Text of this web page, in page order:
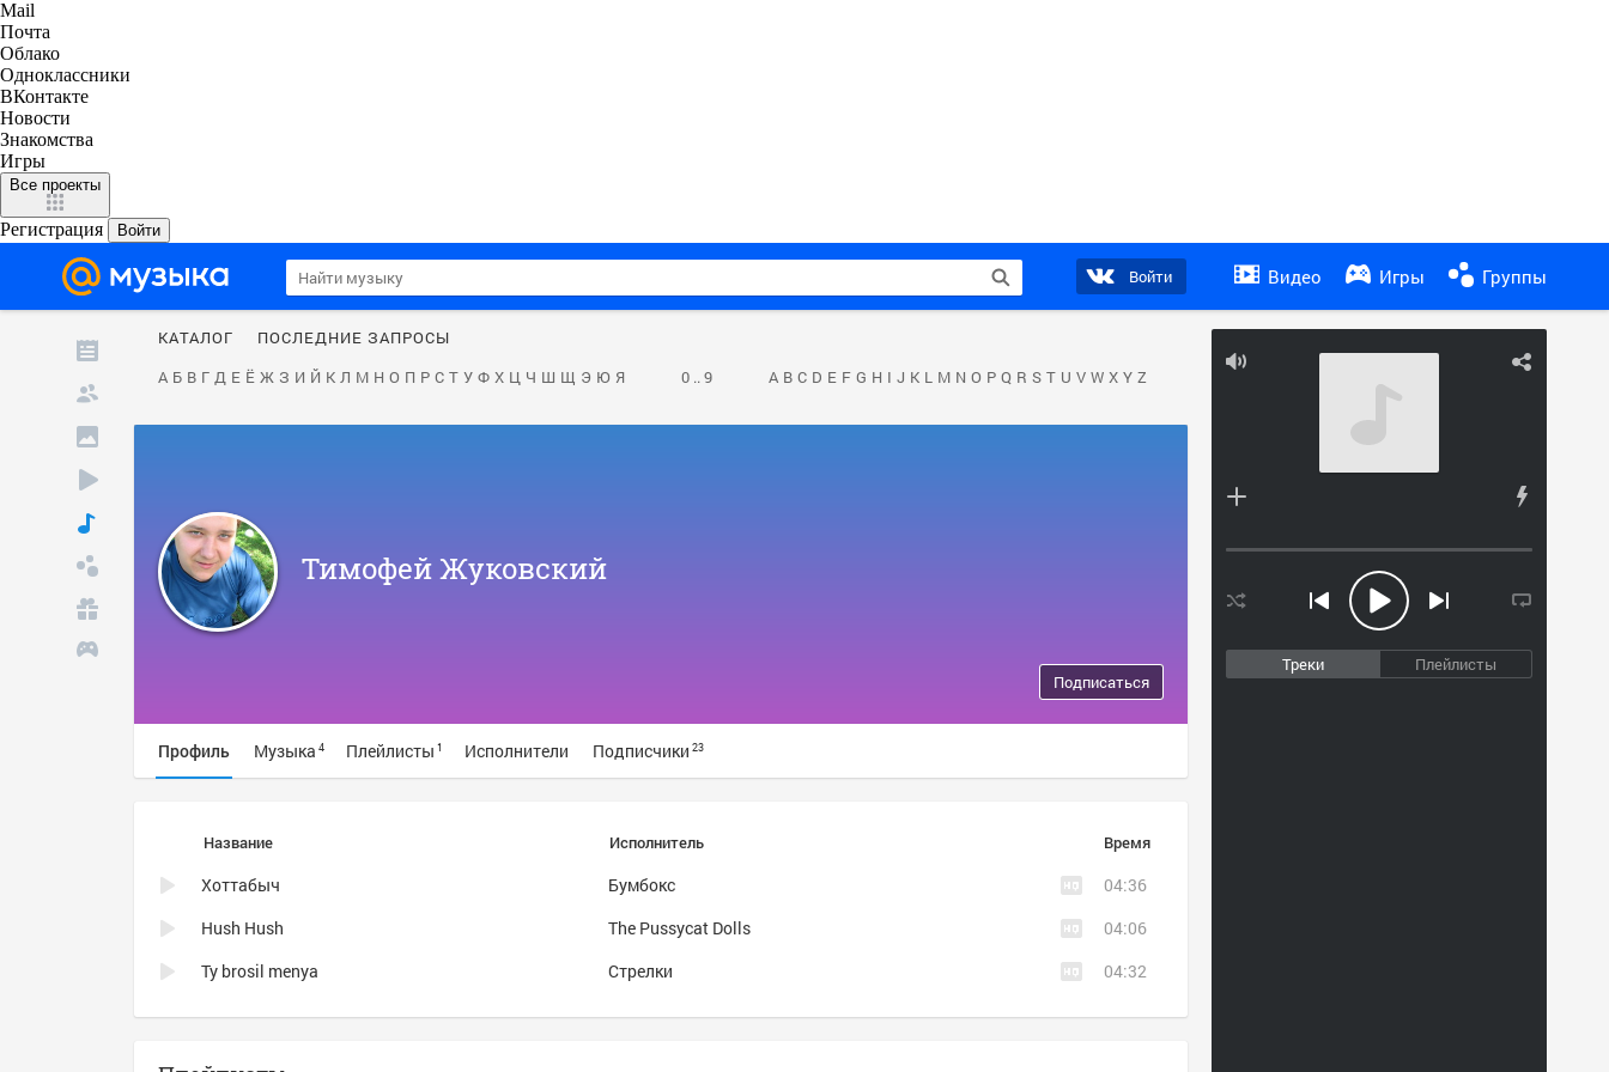
Mail
Почта
Облако
Одноклассники
ВКонтакте
Новости
Знакомства
Игры
Все проекты
Регистрация Войти
Войти Видео Игры Группы
Треки Плейлисты
КАТАЛОГ
ПОСЛЕДНИЕ ЗАПРОСЫ
А Б В Г Д Е Ё Ж З И Й К Л М Н О П Р С Т У Ф Х Ц Ч Ш Щ Э Ю Я 0 .. 9 A B C D E F G H I J K L M N O P Q R S T U V W X Y Z
Тимофей Жуковский
Подписаться
Профиль Музыка 4 Плейлисты 1 Исполнители Подписчики 23
Название Исполнитель Время
Хоттабыч Бумбокс
04:36
Hush Hush
The Pussycat Dolls
04:06
Ty brosil menya
Стрелки 04:32